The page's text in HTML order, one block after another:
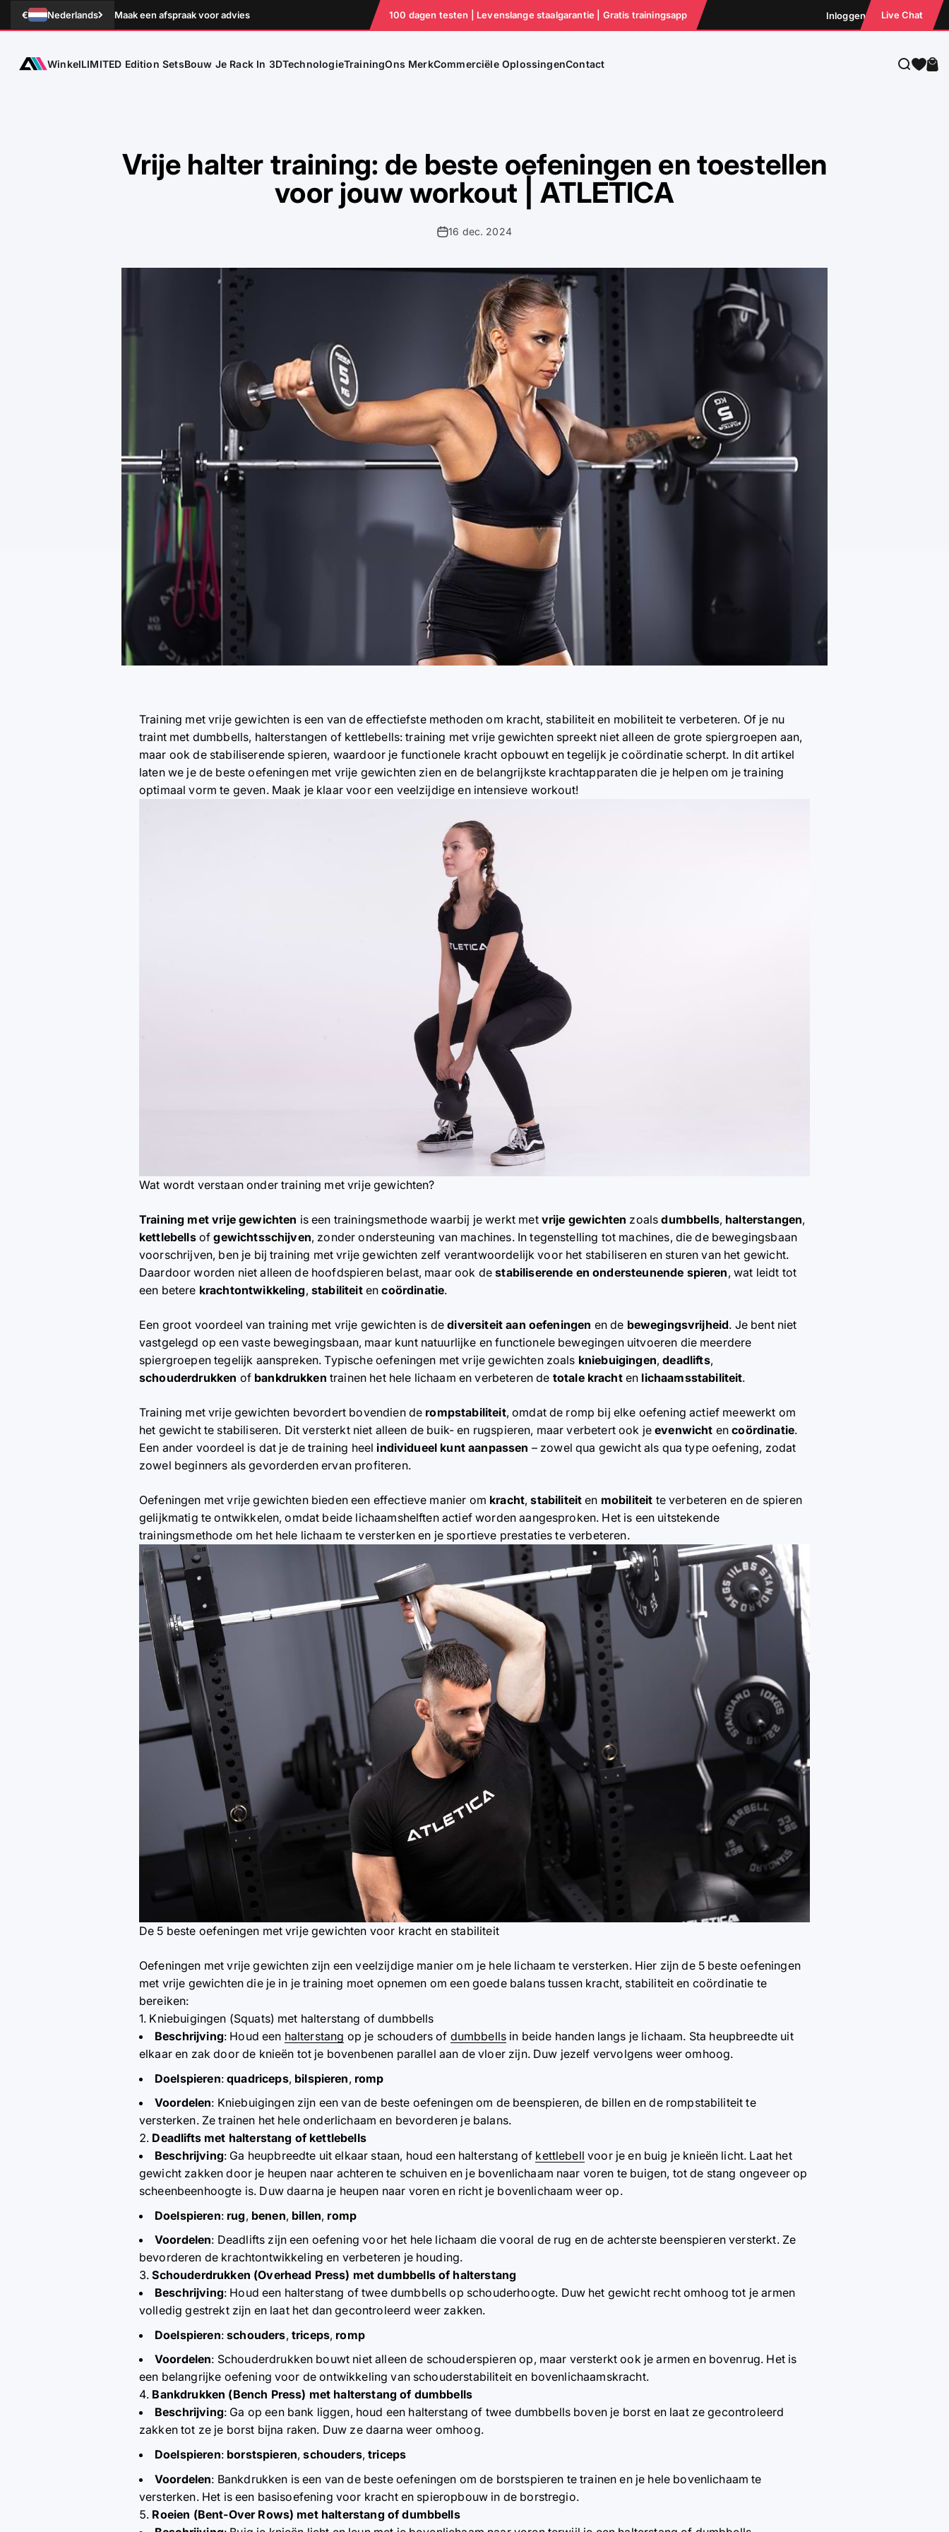
Naar inhoud
€ Nederlands Maak een afspraak voor advies 100 dagen testen | Levenslange staalgarantie | Gratis trainingsapp Inloggen Live Chat
ATLETICA
WinkelLIMITED Edition SetsBouw Je Rack In 3DTechnologieTrainingOns MerkCommerciële OplossingenContact Zoeken
Vrije halter training: de beste oefeningen en toestellen
voor jouw workout | ATLETICA
16 dec. 2024
Training met vrije gewichten is een van de effectiefste methoden om kracht, stabiliteit en mobiliteit te verbeteren. Of je nu
traint met dumbbells, halterstangen of kettlebells: training met vrije gewichten spreekt niet alleen de grote spiergroepen aan,
maar ook de stabiliserende spieren, waardoor je functionele kracht opbouwt en tegelijk je coördinatie scherpt. In dit artikel
laten we je de beste oefeningen met vrije gewichten zien en de belangrijkste krachtapparaten die je helpen om je training
optimaal vorm te geven. Maak je klaar voor een veelzijdige en intensieve workout!
Wat wordt verstaan onder training met vrije gewichten?
Training met vrije gewichten is een trainingsmethode waarbij je werkt met vrije gewichten zoalsdumbbells, halterstangen,
kettlebellsofgewichtsschijven, zonder ondersteuning van machines. In tegenstelling tot machines, die de bewegingsbaan
voorschrijven, ben je bij training met vrije gewichten zelf verantwoordelijk voor het stabiliseren en sturen van het gewicht.
Daardoor worden niet alleen de hoofdspieren belast, maar ook destabiliserende en ondersteunende spieren, wat leidt tot
een betere krachtontwikkeling, stabiliteitencoördinatie.
Een groot voordeel van training met vrije gewichten is dediversiteit aan oefeningen en de bewegingsvrijheid. Je bent niet
vastgelegd op een vaste bewegingsbaan, maar kunt natuurlijke en functionele bewegingen uitvoeren die meerdere
spiergroepen tegelijk aanspreken. Typische oefeningen met vrije gewichten zoals kniebuigingen,deadlifts,
schouderdrukken of bankdrukken trainen het hele lichaam en verbeteren de totale krachten lichaamsstabiliteit.
Training met vrije gewichten bevordert bovendien de rompstabiliteit, omdat de romp bij elke oefening actief meewerkt om
het gewicht te stabiliseren. Dit versterkt niet alleen de buik- en rugspieren, maar verbetert ook jeevenwicht encoördinatie.
Een ander voordeel is dat je de training heel individueel kunt aanpassen – zowel qua gewicht als qua type oefening, zodat
zowel beginners als gevorderden ervan profiteren.
Oefeningen met vrije gewichten bieden een effectieve manier om kracht,stabiliteit en mobiliteit te verbeteren en de spieren
gelijkmatig te ontwikkelen, omdat beide lichaamshelften actief worden aangesproken. Het is een uitstekende
trainingsmethode om het hele lichaam te versterken en je sportieve prestaties te verbeteren.
De 5 beste oefeningen met vrije gewichten voor kracht en stabiliteit
Oefeningen met vrije gewichten zijn een veelzijdige manier om je hele lichaam te versterken. Hier zijn de 5 beste oefeningen
met vrije gewichten die je in je training moet opnemen om een goede balans tussen kracht, stabiliteit en coördinatie te
bereiken:
1. Kniebuigingen (Squats) met halterstang of dumbbells
Beschrijving: Houd een halterstang op je schouders of dumbbells in beide handen langs je lichaam. Sta heupbreedte uit
elkaar en zak door de knieën tot je bovenbenen parallel aan de vloer zijn. Duw jezelf vervolgens weer omhoog.
Doelspieren:quadriceps, bilspieren, romp
Voordelen: Kniebuigingen zijn een van de beste oefeningen om de beenspieren, de billen en de rompstabiliteit te
versterken. Ze trainen het hele onderlichaam en bevorderen je balans.
Deadlifts met halterstang of kettlebells
Beschrijving: Ga heupbreedte uit elkaar staan, houd een halterstang of kettlebell voor je en buig je knieën licht. Laat het
gewicht zakken door je heupen naar achteren te schuiven en je bovenlichaam naar voren te buigen, tot de stang ongeveer op
scheenbeenhoogte is. Duw daarna je heupen naar voren en richt je bovenlichaam weer op.
Doelspieren: rug, benen, billen, romp
Voordelen: Deadlifts zijn een oefening voor het hele lichaam die vooral de rug en de achterste beenspieren versterkt. Ze
bevorderen de krachtontwikkeling en verbeteren je houding.
Schouderdrukken (Overhead Press) met dumbbells of halterstang
Beschrijving: Houd een halterstang of twee dumbbells op schouderhoogte. Duw het gewicht recht omhoog tot je armen
volledig gestrekt zijn en laat het dan gecontroleerd weer zakken.
Doelspieren:schouders, triceps, romp
Voordelen: Schouderdrukken bouwt niet alleen de schouderspieren op, maar versterkt ook je armen en bovenrug. Het is
een belangrijke oefening voor de ontwikkeling van schouderstabiliteit en bovenlichaamskracht.
Bankdrukken (Bench Press) met halterstang of dumbbells
Beschrijving: Ga op een bank liggen, houd een halterstang of twee dumbbells boven je borst en laat ze gecontroleerd
zakken tot ze je borst bijna raken. Duw ze daarna weer omhoog.
Doelspieren: borstspieren,schouders,triceps
Voordelen: Bankdrukken is een van de beste oefeningen om de borstspieren te trainen en je hele bovenlichaam te
versterken. Het is een basisoefening voor kracht en spieropbouw in de borstregio.
Roeien (Bent-Over Rows) met halterstang of dumbbells